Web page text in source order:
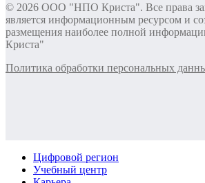
© 2026 ООО "НПО Криста". Все права
является информационным ресурсом и
размещения наиболее полной
Криста"
Политика обработки персональных
Цифровой регион
Учебный центр